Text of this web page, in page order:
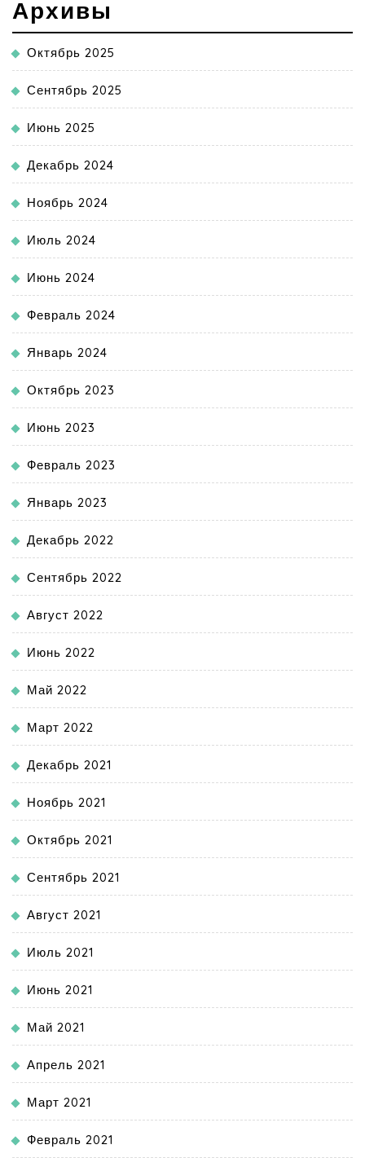
Архивы
Октябрь 2025
Сентябрь 2025
Июнь 2025
Декабрь 2024
Ноябрь 2024
Июль 2024
Июнь 2024
Февраль 2024
Январь 2024
Октябрь 2023
Июнь 2023
Февраль 2023
Январь 2023
Декабрь 2022
Сентябрь 2022
Август 2022
Июнь 2022
Май 2022
Март 2022
Декабрь 2021
Ноябрь 2021
Октябрь 2021
Сентябрь 2021
Август 2021
Июль 2021
Июнь 2021
Май 2021
Апрель 2021
Март 2021
Февраль 2021